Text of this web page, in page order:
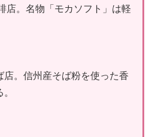
店。名物「モカソフト」は軽
店。信州産そば粉を使った香